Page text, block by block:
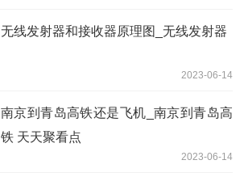
无线发射器和接收器原理图_无线发射器
2023-06-14
南京到青岛高铁还是飞机_南京到青岛高
铁 天天聚看点
2023-06-14